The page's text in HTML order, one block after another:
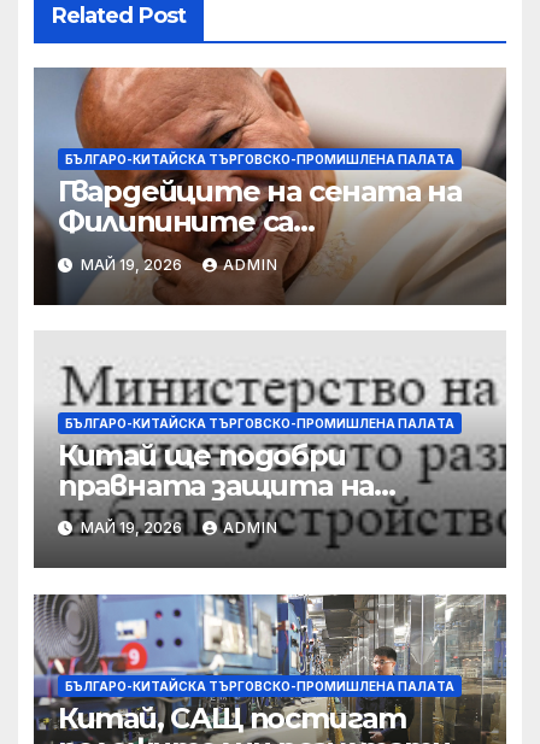
Related Post
БЪЛГАРО-КИТАЙСКА ТЪРГОВСКО-ПРОМИШЛЕНА ПАЛAТА
Гвардейците на сената на
Филипините са
разследвани за стрелба,
докато сенаторът беглец
бяга
МАЙ 19, 2026 ADMIN
БЪЛГАРО-КИТАЙСКА ТЪРГОВСКО-ПРОМИШЛЕНА ПАЛAТА
Китай ще подобри
правната защита на
предприятията, ще се
съсредоточи върху
борбата с
корпоративната
престъпност
МАЙ 19, 2026 ADMIN
БЪЛГАРО-КИТАЙСКА ТЪРГОВСКО-ПРОМИШЛЕНА ПАЛAТА
Китай, САЩ постигат